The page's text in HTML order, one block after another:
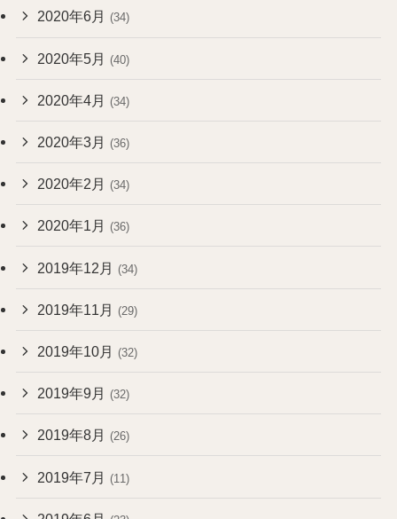
2020年6月 (34)
2020年5月 (40)
2020年4月 (34)
2020年3月 (36)
2020年2月 (34)
2020年1月 (36)
2019年12月 (34)
2019年11月 (29)
2019年10月 (32)
2019年9月 (32)
2019年8月 (26)
2019年7月 (11)